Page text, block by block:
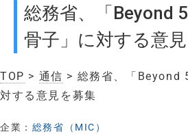
総務省、「Beyond
骨子」に対する意
TOP > 通信 > 総務省、「Beyond
対する意見を募集
企業： 総務省（MIC）